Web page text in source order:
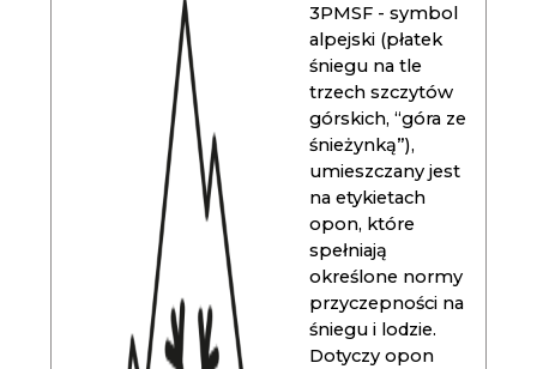
3PMSF - symbol
alpejski (płatek
śniegu na tle
trzech szczytów
górskich, “góra ze
śnieżynką”),
umieszczany jest
na etykietach
opon, które
spełniają
określone normy
przyczepności na
śniegu i lodzie.
Dotyczy opon